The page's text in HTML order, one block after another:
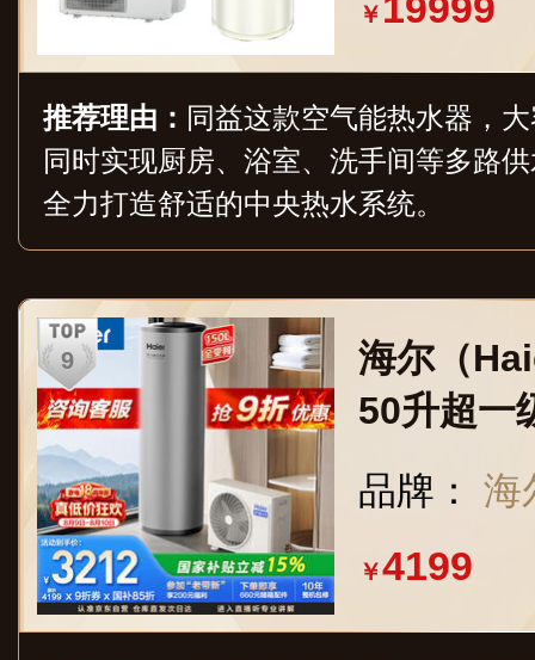
￥
推荐理由： 同益这款空气能热水器，
同时实现厨房、浴室、洗手间等多路
全力打造舒适的中央热水系统。
海尔（
50升超一
0℃高水
KF71/
品牌： 海
￥4199